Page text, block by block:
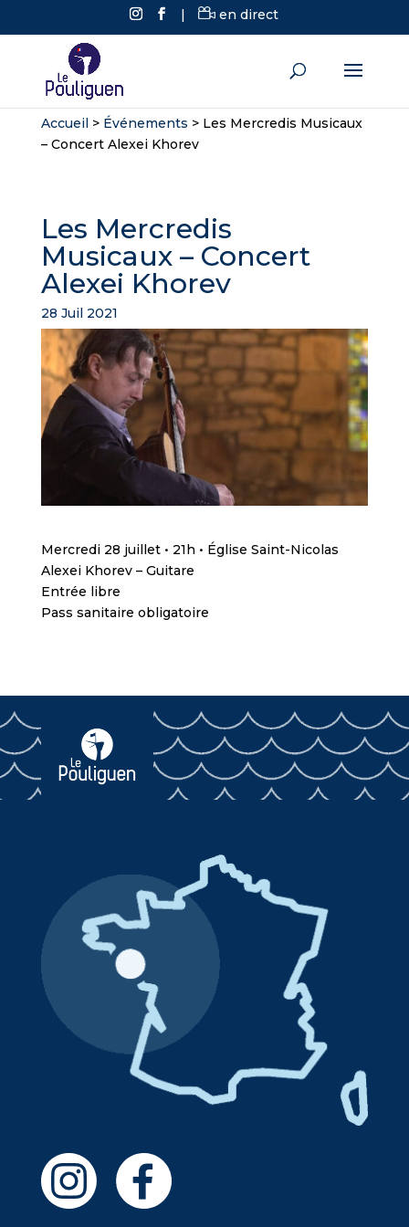
| en direct
Accueil> Événements > Les Mercredis Musicaux
– Concert Alexei Khorev
Les Mercredis
Musicaux – Concert
Alexei Khorev
28 Juil 2021
Mercredi 28 juillet • 21h • Église Saint-Nicolas
Alexei Khorev – Guitare
Entrée libre
Pass sanitaire obligatoire